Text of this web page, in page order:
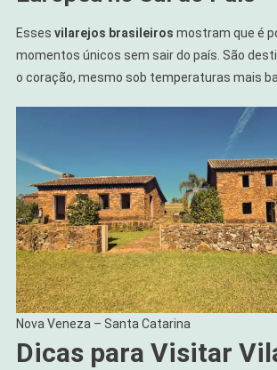
Esses vilarejos brasileiros mostram que é
momentos únicos sem sair do país. São
o coração, mesmo sob temperaturas mais
Nova Veneza – Santa Catarina
Dicas para Visitar